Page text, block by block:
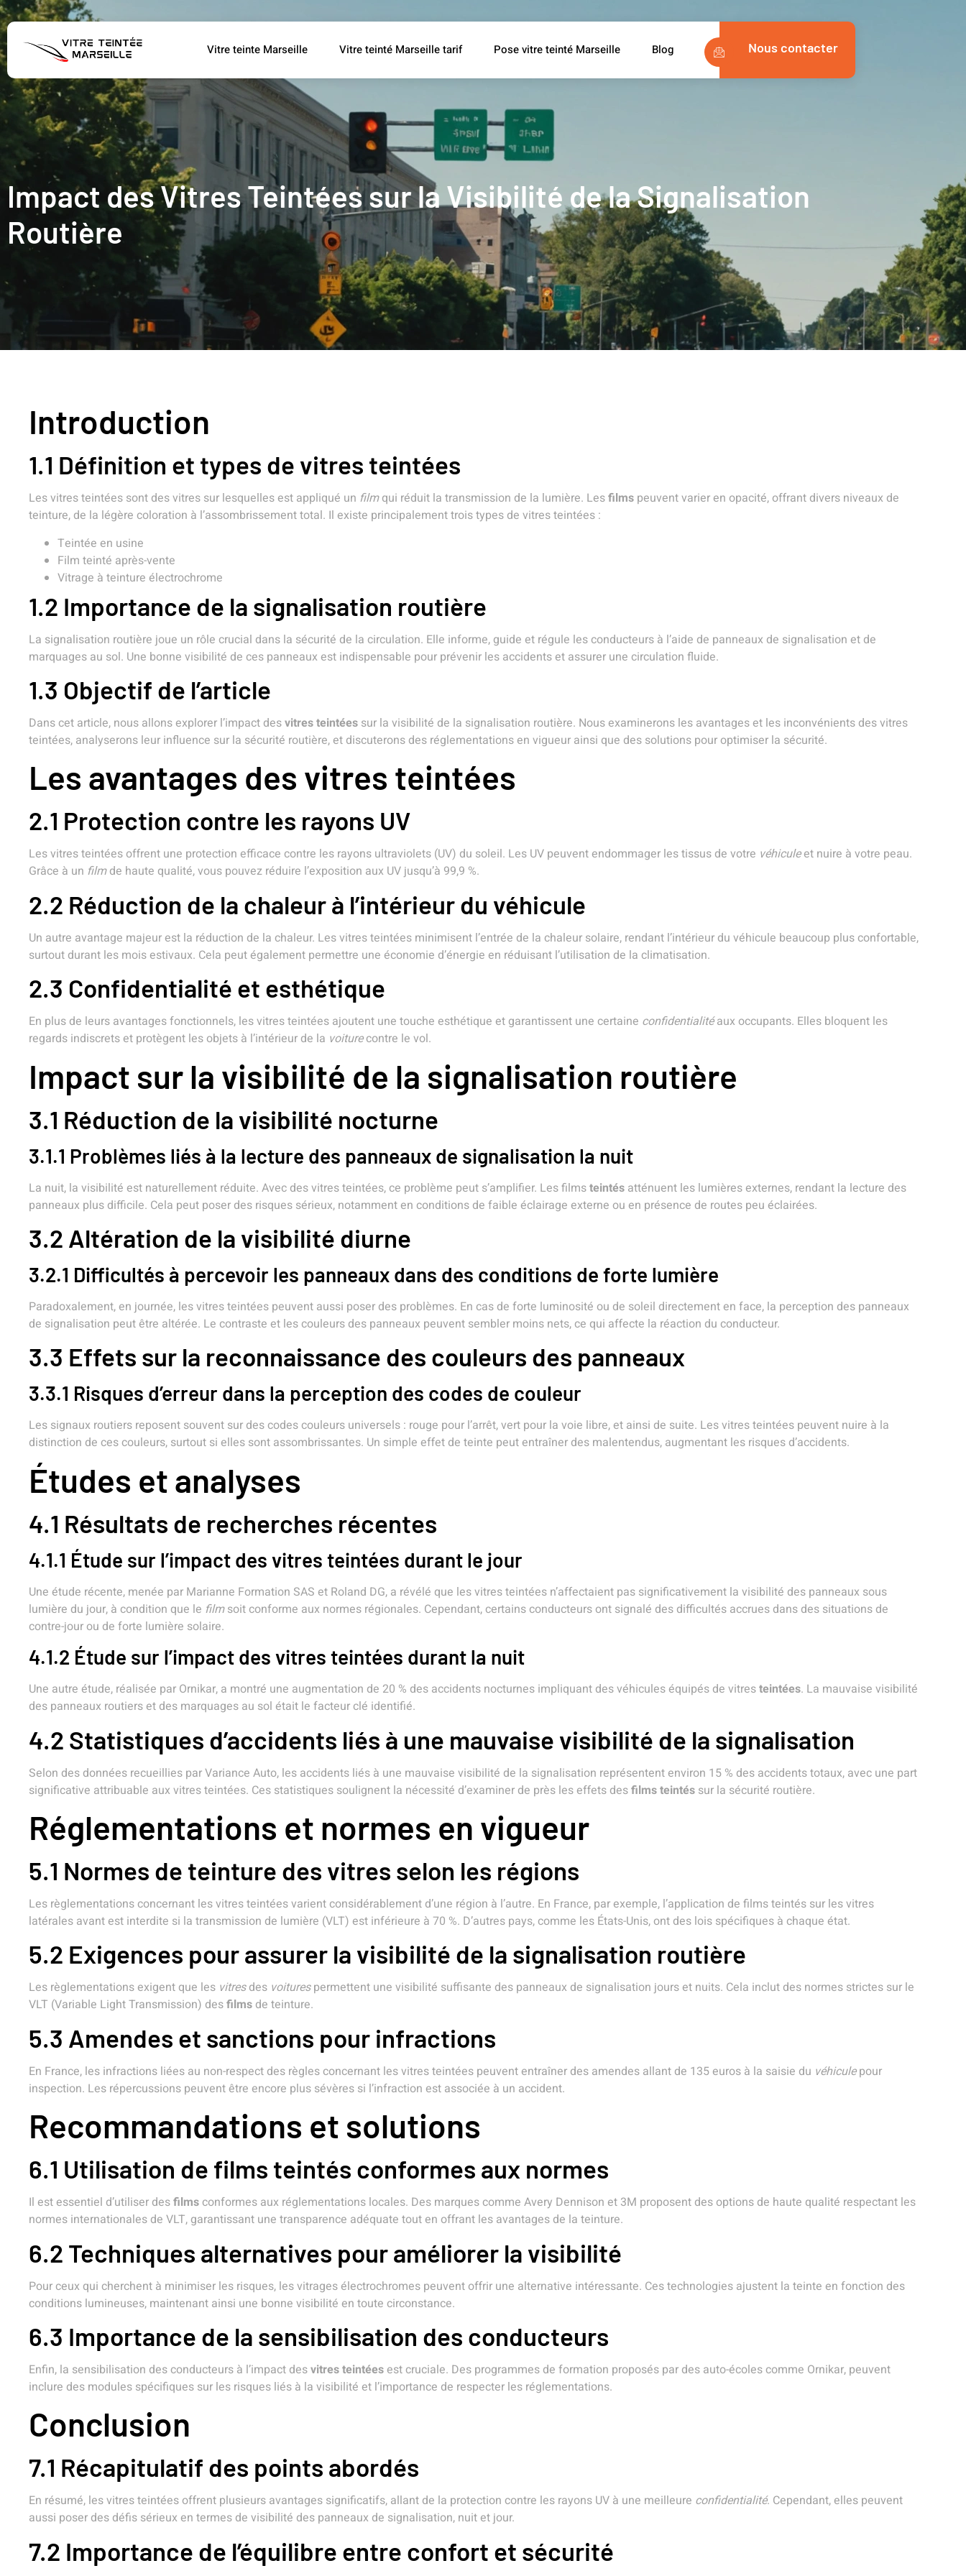
Vitre teinte Marseille Vitre teinté Marseille tarif Pose vitre teinté Marseille Blog Nous contacter
Impact des Vitres Teintées sur la Visibilité de la Signalisation
Routière
Introduction
1.1 Définition et types de vitres teintées
Les vitres teintées sont des vitres sur lesquelles est appliqué un filmqui réduit la transmission de la lumière. Lesfilms peuvent varier en opacité, offrant divers niveaux de
teinture, de la légère coloration à l’assombrissement total. Il existe principalement trois types de vitres teintées :
Teintée en usine
Film teinté après-vente
Vitrage à teinture électrochrome
1.2 Importance de la signalisation routière
La signalisation routière joue un rôle crucial dans la sécurité de la circulation. Elle informe, guide et régule les conducteurs à l’aide de panneaux de signalisation et de
marquages au sol. Une bonne visibilité de ces panneaux est indispensable pour prévenir les accidents et assurer une circulation fluide.
1.3 Objectif de l’article
Dans cet article, nous allons explorer l’impact desvitres teintées sur la visibilité de la signalisation routière. Nous examinerons les avantages et les inconvénients des vitres
teintées, analyserons leur influence sur la sécurité routière, et discuterons des réglementations en vigueur ainsi que des solutions pour optimiser la sécurité.
Les avantages des vitres teintées
2.1 Protection contre les rayons UV
Les vitres teintées offrent une protection efficace contre les rayons ultraviolets (UV) du soleil. Les UV peuvent endommager les tissus de votre véhiculeet nuire à votre peau.
Grâce à un filmde haute qualité, vous pouvez réduire l’exposition aux UV jusqu’à 99,9 %.
2.2 Réduction de la chaleur à l’intérieur du véhicule
Un autre avantage majeur est la réduction de la chaleur. Les vitres teintées minimisent l’entrée de la chaleur solaire, rendant l’intérieur du véhicule beaucoup plus confortable,
surtout durant les mois estivaux. Cela peut également permettre une économie d’énergie en réduisant l’utilisation de la climatisation.
2.3 Confidentialité et esthétique
En plus de leurs avantages fonctionnels, les vitres teintées ajoutent une touche esthétique et garantissent une certaine confidentialitéaux occupants. Elles bloquent les
regards indiscrets et protègent les objets à l’intérieur de la voiturecontre le vol.
Impact sur la visibilité de la signalisation routière
3.1 Réduction de la visibilité nocturne
3.1.1 Problèmes liés à la lecture des panneaux de signalisation la nuit
La nuit, la visibilité est naturellement réduite. Avec des vitres teintées, ce problème peut s’amplifier. Les filmsteintés atténuent les lumières externes, rendant la lecture des
panneaux plus difficile. Cela peut poser des risques sérieux, notamment en conditions de faible éclairage externe ou en présence de routes peu éclairées.
3.2 Altération de la visibilité diurne
3.2.1 Difficultés à percevoir les panneaux dans des conditions de forte lumière
Paradoxalement, en journée, les vitres teintées peuvent aussi poser des problèmes. En cas de forte luminosité ou de soleil directement en face, la perception des panneaux
de signalisation peut être altérée. Le contraste et les couleurs des panneaux peuvent sembler moins nets, ce qui affecte la réaction du conducteur.
3.3 Effets sur la reconnaissance des couleurs des panneaux
3.3.1 Risques d’erreur dans la perception des codes de couleur
Les signaux routiers reposent souvent sur des codes couleurs universels : rouge pour l’arrêt, vert pour la voie libre, et ainsi de suite. Les vitres teintées peuvent nuire à la
distinction de ces couleurs, surtout si elles sont assombrissantes. Un simple effet de teinte peut entraîner des malentendus, augmentant les risques d’accidents.
Études et analyses
4.1 Résultats de recherches récentes
4.1.1 Étude sur l’impact des vitres teintées durant le jour
Une étude récente, menée par Marianne Formation SAS et Roland DG, a révélé que les vitres teintées n’affectaient pas significativement la visibilité des panneaux sous
lumière du jour, à condition que le filmsoit conforme aux normes régionales. Cependant, certains conducteurs ont signalé des difficultés accrues dans des situations de
contre-jour ou de forte lumière solaire.
4.1.2 Étude sur l’impact des vitres teintées durant la nuit
Une autre étude, réalisée par Ornikar, a montré une augmentation de 20 % des accidents nocturnes impliquant des véhicules équipés de vitresteintées. La mauvaise visibilité
des panneaux routiers et des marquages au sol était le facteur clé identifié.
4.2 Statistiques d’accidents liés à une mauvaise visibilité de la signalisation
Selon des données recueillies par Variance Auto, les accidents liés à une mauvaise visibilité de la signalisation représentent environ 15 % des accidents totaux, avec une part
significative attribuable aux vitres teintées. Ces statistiques soulignent la nécessité d’examiner de près les effets desfilms teintés sur la sécurité routière.
Réglementations et normes en vigueur
5.1 Normes de teinture des vitres selon les régions
Les règlementations concernant les vitres teintées varient considérablement d’une région à l’autre. En France, par exemple, l’application de films teintés sur les vitres
latérales avant est interdite si la transmission de lumière (VLT) est inférieure à 70 %. D’autres pays, comme les États-Unis, ont des lois spécifiques à chaque état.
5.2 Exigences pour assurer la visibilité de la signalisation routière
Les règlementations exigent que les vitresdes voiturespermettent une visibilité suffisante des panneaux de signalisation jours et nuits. Cela inclut des normes strictes sur le
VLT (Variable Light Transmission) desfilms de teinture.
5.3 Amendes et sanctions pour infractions
En France, les infractions liées au non-respect des règles concernant les vitres teintées peuvent entraîner des amendes allant de 135 euros à la saisie du véhiculepour
inspection. Les répercussions peuvent être encore plus sévères si l’infraction est associée à un accident.
Recommandations et solutions
6.1 Utilisation de films teintés conformes aux normes
Il est essentiel d’utiliser desfilmsconformes aux réglementations locales. Des marques comme Avery Dennison et 3M proposent des options de haute qualité respectant les
normes internationales de VLT, garantissant une transparence adéquate tout en offrant les avantages de la teinture.
6.2 Techniques alternatives pour améliorer la visibilité
Pour ceux qui cherchent à minimiser les risques, les vitrages électrochromes peuvent offrir une alternative intéressante. Ces technologies ajustent la teinte en fonction des
conditions lumineuses, maintenant ainsi une bonne visibilité en toute circonstance.
6.3 Importance de la sensibilisation des conducteurs
Enfin, la sensibilisation des conducteurs à l’impact desvitres teintées est cruciale. Des programmes de formation proposés par des auto-écoles comme Ornikar, peuvent
inclure des modules spécifiques sur les risques liés à la visibilité et l’importance de respecter les réglementations.
Conclusion
7.1 Récapitulatif des points abordés
En résumé, les vitres teintées offrent plusieurs avantages significatifs, allant de la protection contre les rayons UV à une meilleure confidentialité. Cependant, elles peuvent
aussi poser des défis sérieux en termes de visibilité des panneaux de signalisation, nuit et jour.
7.2 Importance de l’équilibre entre confort et sécurité